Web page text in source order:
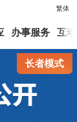
繁体
办事服务 互
长者模式